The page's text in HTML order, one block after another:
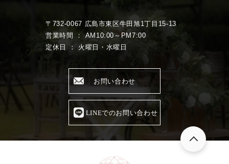
〒732-0067 広島市東区牛田旭1丁目15-13
営業時間 ： AM10:00～PM7:00
定休日 ： 火曜日・水曜日
お問い合わせ
LINEでのお問い合わせ